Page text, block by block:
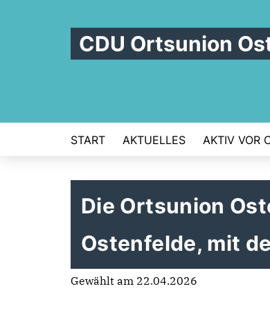
CDU Ortsunion
START AKTUELLES AKTIV VOR
Die Ortsunion
Ostenfelde, mit
Gewählt am 22.04.2026